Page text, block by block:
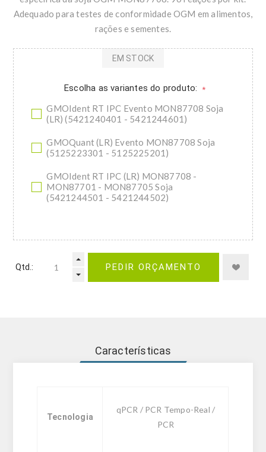
Adequado para testes de conformidade OGM em alimentos,
rações e sementes.
Escolha as variantes do produto: *
GMOIdent RT IPC Evento MON87708 Soja
(LR) (5421240401 - 5421244601)
GMOQuant (LR) Evento MON87708 Soja
(5125223301 - 5125225201)
GMOIdent RT IPC (LR) MON87708 -
MON87701 - MON87705 Soja
(5421244501 - 5421244502)
EM STOCK
Qtd.: PEDIR ORÇAMENTO
Características
Tecnologia
qPCR / PCR Tempo-Real /
PCR